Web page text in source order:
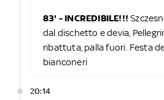
83' - INCREDIBILE!!!
dal dischetto e devia,
ribattuta, palla fuori. Festa
bianconeri
20:14